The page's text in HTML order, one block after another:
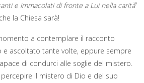
e immacolati di fronte a Lui nella carità”
la Chiesa sarà!
a contemplare il racconto
e ascoltato tante volte, eppure sempre
di condurci alle soglie del mistero.
il mistero di Dio e del suo